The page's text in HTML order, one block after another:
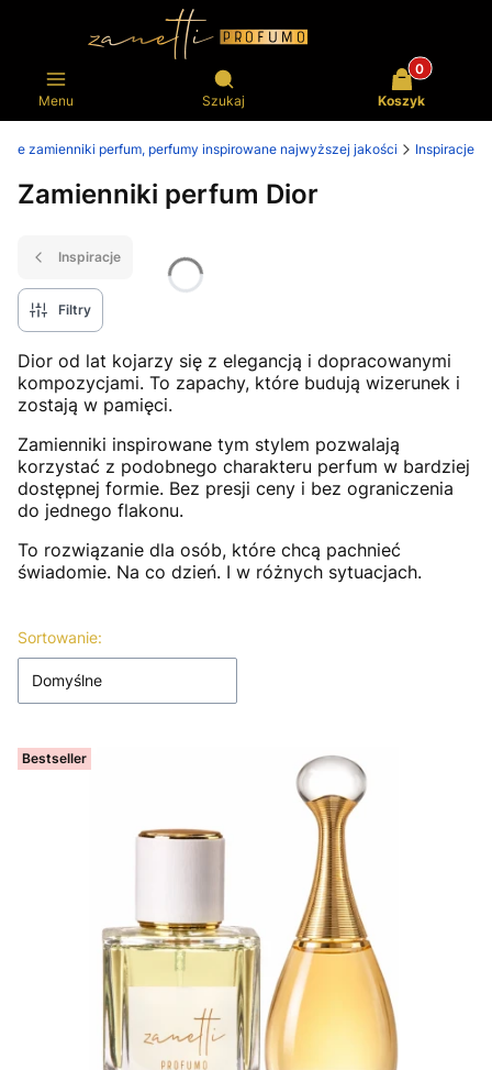
Menu
Otwórz wyszukiwarkę
Szukaj
Produkty w
Koszyk
zamienniki perfum, perfumy inspirowane najwyższej jakości Inspiracje
Zamienniki perfum Dior
Inspiracje
Filtry
Dior od lat kojarzy się z elegancją i dopracowanymi
kompozycjami. To zapachy, które budują wizerunek i
zostają w pamięci.
Zamienniki inspirowane tym stylem pozwalają
korzystać z podobnego charakteru perfum w bardziej
dostępnej formie. Bez presji ceny i bez ograniczenia
do jednego flakonu.
To rozwiązanie dla osób, które chcą pachnieć
świadomie. Na co dzień. I w różnych sytuacjach.
Lista produktów
Sortowanie:
Domyślne
Bestseller